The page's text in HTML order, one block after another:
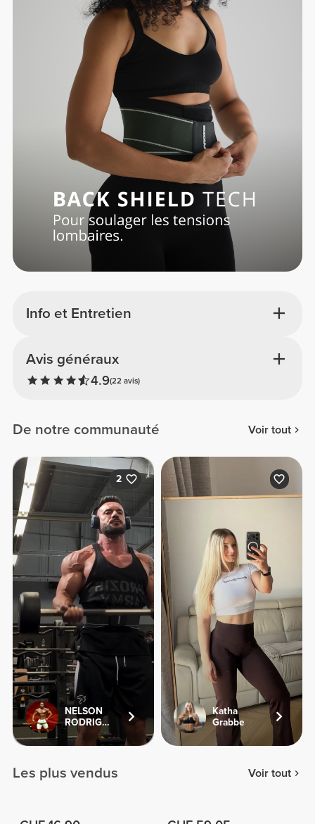
Info et Entretien
Avis généraux
4.9(22 avis)
De notre communauté Voir tout
2
NELSON
RODRIGUES
Katha
Grabbe
Les plus vendus Voir tout